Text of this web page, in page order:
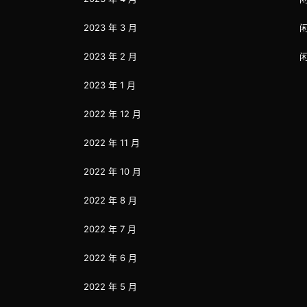
2023 年 3 月
2023 年 2 月
2023 年 1 月
2022 年 12 月
2022 年 11 月
2022 年 10 月
2022 年 8 月
2022 年 7 月
2022 年 6 月
2022 年 5 月